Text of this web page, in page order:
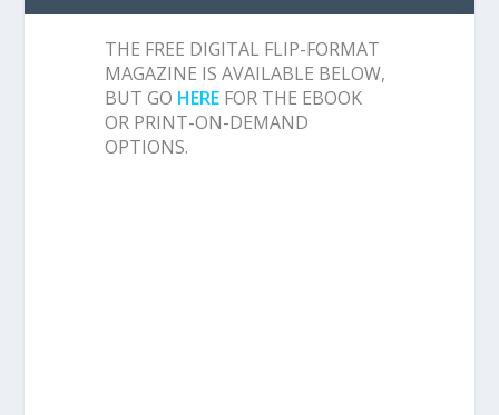
THE FREE DIGITAL FLIP-FORMAT
MAGAZINE IS AVAILABLE BELOW,
BUT GO HERE FOR THE EBOOK
OR PRINT-ON-DEMAND
OPTIONS.